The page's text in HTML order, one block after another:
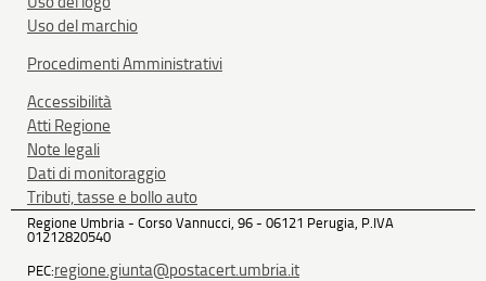
Uso del marchio
Procedimenti Amministrativi
Accessibilità
Atti Regione
Note legali
Dati di monitoraggio
Tributi, tasse e bollo auto
Regione Umbria - Corso Vannucci, 96 - 06121 Perugia, P.IVA
01212820540
PEC:regione.giunta@postacert.umbria.it